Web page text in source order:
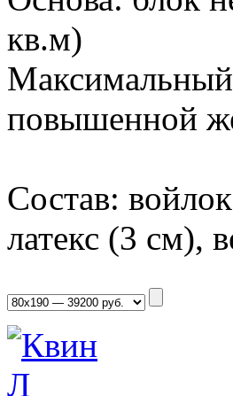
кв.м)
повышенной
Состав:
латекс (3 см),